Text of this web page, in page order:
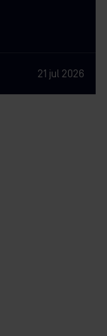
21 jul 2026